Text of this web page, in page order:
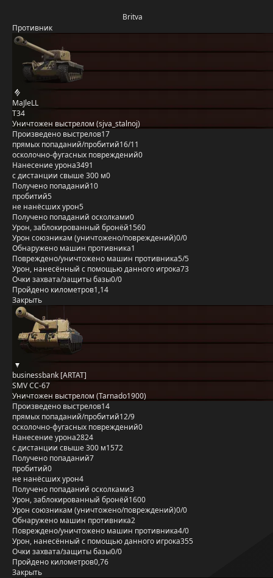
Britva
Противник
MaJleLL
T34
Уничтожен выстрелом (sjva_stalnoj)
Произведено выстрелов17
прямых попаданий/пробитий16/11
осколочно-фугасных повреждений0
Нанесение урона3491
с дистанции свыше 300 м0
Получено попаданий10
пробитий5
не нанёсших урон5
Получено попаданий осколками0
Урон, заблокированный бронёй1560
Урон союзникам (уничтожено/повреждений)0/0
Обнаружено машин противника1
Повреждено/уничтожено машин противника5/5
Урон, нанесённый с помощью данного игрока73
Очки захвата/защиты базы0/0
Пройдено километров1,14
Закрыть
businessbank [ARTAT]
SMV CC-67
Уничтожен выстрелом (Tarnado1900)
Произведено выстрелов14
прямых попаданий/пробитий12/9
осколочно-фугасных повреждений0
Нанесение урона2824
с дистанции свыше 300 м1572
Получено попаданий7
пробитий0
не нанёсших урон4
Получено попаданий осколками3
Урон, заблокированный бронёй1600
Урон союзникам (уничтожено/повреждений)0/0
Обнаружено машин противника2
Повреждено/уничтожено машин противника4/0
Урон, нанесённый с помощью данного игрока355
Очки захвата/защиты базы0/0
Пройдено километров0,76
Закрыть